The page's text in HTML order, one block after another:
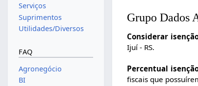
Grupo Dados
Considerar
Ijuí - RS.
Percentual
fiscais que
Serviços
Suprimentos
Utilidades/Diversos
FAQ
Agronegócio
BI